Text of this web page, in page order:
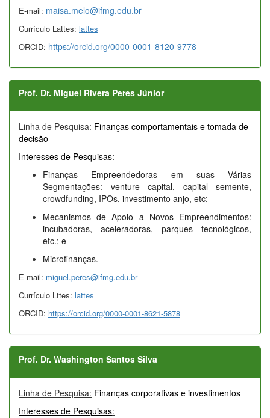
E-mail: maisa.melo@ifmg.edu.br
Currículo Lattes: lattes
ORCID: https://orcid.org/0000-0001-8120-9778
Prof. Dr. Miguel Rivera Peres Júnior
Linha de Pesquisa: Finanças comportamentais e tomada de
decisão
Interesses de Pesquisas:
Finanças Empreendedoras em suas Várias
Segmentações: venture capital, capital semente,
crowdfunding, IPOs, investimento anjo, etc;
Mecanismos de Apoio a Novos Empreendimentos:
incubadoras, aceleradoras, parques tecnológicos,
etc.; e
Microfinanças.
E-mail: miguel.peres@ifmg.edu.br
Currículo Lttes: lattes
ORCID: https://orcid.org/0000-0001-8621-5878
Prof. Dr. Washington Santos Silva
Linha de Pesquisa: Finanças corporativas e investimentos
Interesses de Pesquisas: